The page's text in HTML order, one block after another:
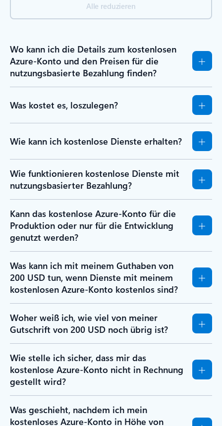
Alle reduzieren
Wo kann ich die Details zum kostenlosen
Azure-Konto und den Preisen für die
nutzungsbasierte Bezahlung finden?
Was kostet es, loszulegen?
Wie kann ich kostenlose Dienste erhalten?
Wie funktionieren kostenlose Dienste mit
nutzungsbasierter Bezahlung?
Kann das kostenlose Azure-Konto für die
Produktion oder nur für die Entwicklung
genutzt werden?
Was kann ich mit meinem Guthaben von
200 USD tun, wenn Dienste mit meinem
kostenlosen Azure-Konto kostenlos sind?
Woher weiß ich, wie viel von meiner
Gutschrift von 200 USD noch übrig ist?
Wie stelle ich sicher, dass mir das
kostenlose Azure-Konto nicht in Rechnung
gestellt wird?
Was geschieht, nachdem ich mein
kostenloses Azure-Konto in Höhe von